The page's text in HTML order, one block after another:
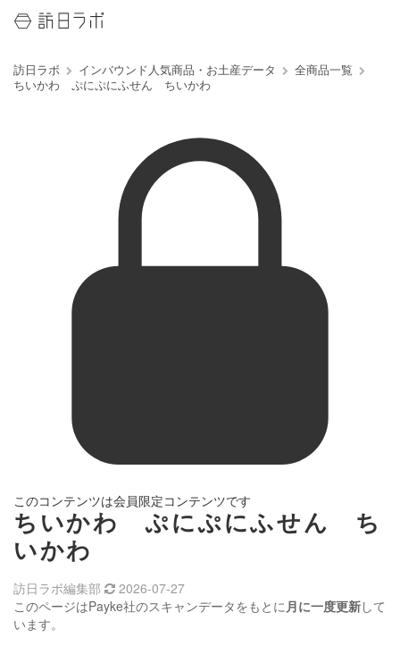
訪日ラボ インバウンド人気商品・お土産データ
全商品一覧
ちいかわ ぷにぷにふせん ちいかわ
このコンテンツは会員限定コンテンツです
ちいかわ ぷにぷにふせん ち
いかわ
このページはPayke社のスキャンデータをもとに月に一度更新して
います。
訪日ラボ編集部 2026-07-27